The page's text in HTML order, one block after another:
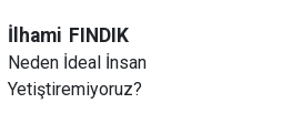
İlhami FINDIK
Neden İdeal İnsan
Yetiştiremiyoruz?